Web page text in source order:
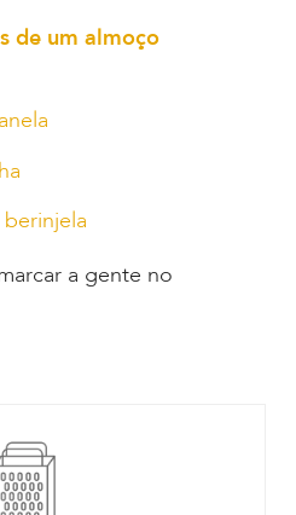
de um almoço
a gente no